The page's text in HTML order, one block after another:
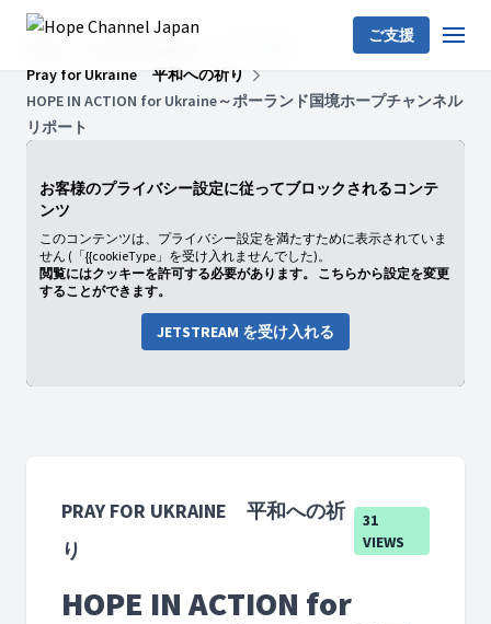
ご支援
Pray for Ukraine 平和への祈り
HOPE IN ACTION for Ukraine～ポーランド国境ホープチャンネル
リポート
お客様のプライバシー設定に従ってブロックされるコンテ
ンツ
このコンテンツは、プライバシー設定を満たすために表示されていま
せん (「{{cookieType」を受け入れませんでした)。
閲覧にはクッキーを許可する必要があります。 こちらから設定を変更
することができます。
JETSTREAM を受け入れる
PRAY FOR UKRAINE 平和への祈
り
31
VIEWS
HOPE IN ACTION for